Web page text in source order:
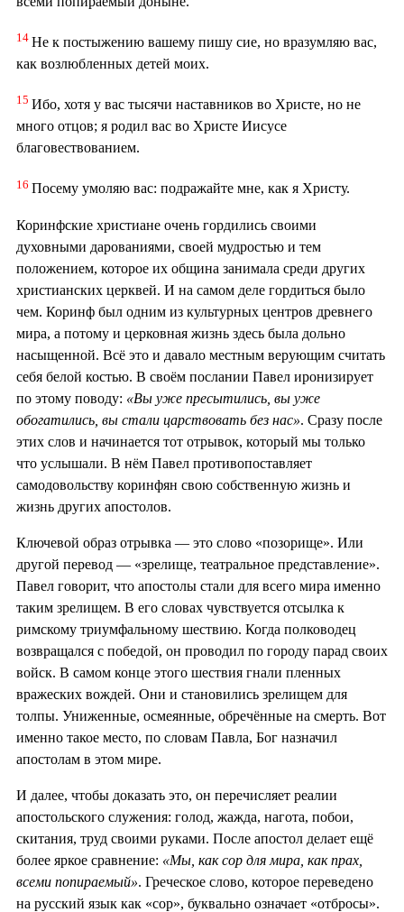
14 Не к постыжению вашему пишу сие, но вразумляю вас,
как возлюбленных детей моих.
15 Ибо, хотя у вас тысячи наставников во Христе, но не
много отцов; я родил вас во Христе Иисусе
благовествованием.
16 Посему умоляю вас: подражайте мне, как я Христу.
Коринфские христиане очень гордились своими
духовными дарованиями, своей мудростью и тем
положением, которое их община занимала среди других
христианских церквей. И на самом деле гордиться было
чем. Коринф был одним из культурных центров древнего
мира, а потому и церковная жизнь здесь была дольно
насыщенной. Всё это и давало местным верующим считать
себя белой костью. В своём послании Павел иронизирует
по этому поводу: «Вы уже пресытились, вы уже
обогатились, вы стали царствовать без нас». Сразу после
этих слов и начинается тот отрывок, который мы только
что услышали. В нём Павел противопоставляет
самодовольству коринфян свою собственную жизнь и
жизнь других апостолов.
Ключевой образ отрывка — это слово «позорище». Или
другой перевод — «зрелище, театральное представление».
Павел говорит, что апостолы стали для всего мира именно
таким зрелищем. В его словах чувствуется отсылка к
римскому триумфальному шествию. Когда полководец
возвращался с победой, он проводил по городу парад своих
войск. В самом конце этого шествия гнали пленных
вражеских вождей. Они и становились зрелищем для
толпы. Униженные, осмеянные, обречённые на смерть. Вот
именно такое место, по словам Павла, Бог назначил
апостолам в этом мире.
И далее, чтобы доказать это, он перечисляет реалии
апостольского служения: голод, жажда, нагота, побои,
скитания, труд своими руками. После апостол делает ещё
более яркое сравнение: «Мы, как сор для мира, как прах,
всеми попираемый». Греческое слово, которое переведено
на русский язык как «сор», буквально означает «отбросы».